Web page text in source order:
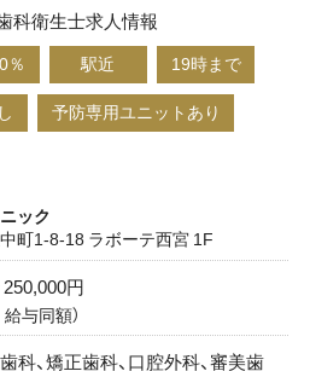
科衛生士求人情報
％ 駅近 19時まで
予防専用ユニットあり
ック
町1-8-18 ラボーテ西宮 1F
250,000円
与同額）
科、矯正歯科、口腔外科、審美歯